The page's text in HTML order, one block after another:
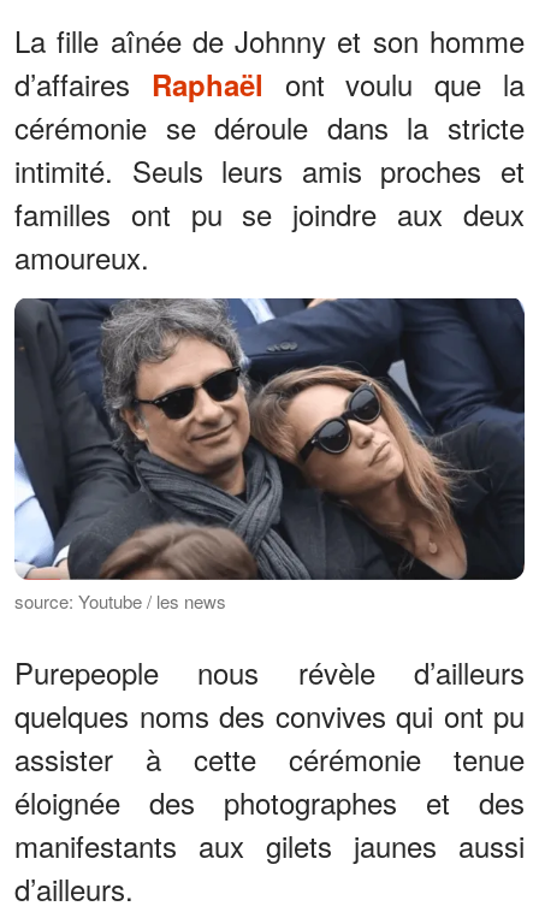
La fille aînée de Johnny et son homme
d’affaires Raphaël ont voulu que la
cérémonie se déroule dans la stricte
intimité. Seuls leurs amis proches et
familles ont pu se joindre aux deux
amoureux.
source: Youtube / les news
Purepeople nous révèle d’ailleurs
quelques noms des convives qui ont pu
assister à cette cérémonie tenue
éloignée des photographes et des
manifestants aux gilets jaunes aussi
d’ailleurs.